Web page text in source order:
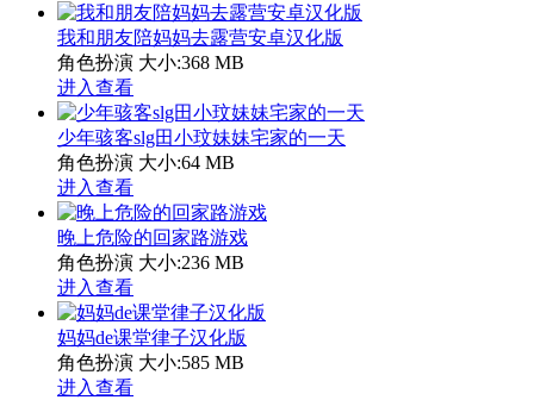
我和朋友陪妈妈去露营安卓汉化版
角色扮演 大小:368 MB
进入查看
少年骇客slg田小玟妹妹宅家的一天
角色扮演 大小:64 MB
进入查看
晚上危险的回家路游戏
角色扮演 大小:236 MB
进入查看
妈妈de课堂律子汉化版
角色扮演 大小:585 MB
进入查看